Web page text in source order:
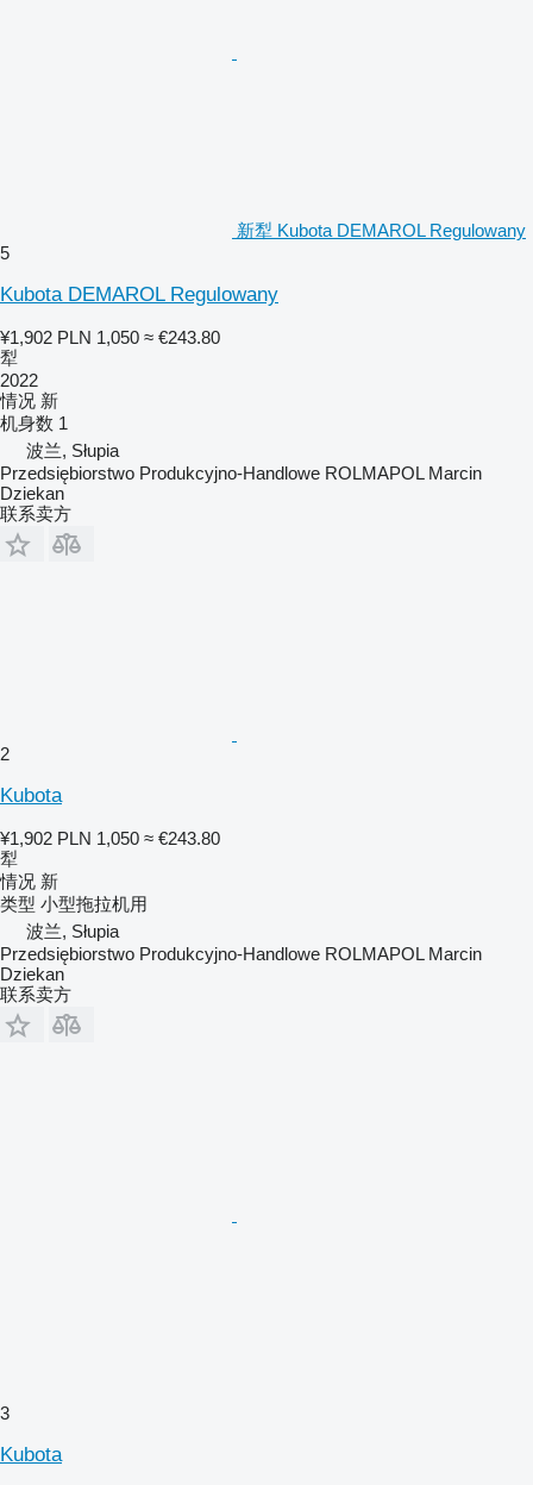
新犁 Kubota DEMAROL Regulowany
5
Kubota DEMAROL Regulowany
¥1,902 PLN 1,050 ≈ €243.80
犁
2022
情况 新
机身数 1
波兰, Słupia
Przedsiębiorstwo Produkcyjno-Handlowe ROLMAPOL Marcin
Dziekan
联系卖方
2
Kubota
¥1,902 PLN 1,050 ≈ €243.80
犁
情况 新
类型 小型拖拉机用
波兰, Słupia
Przedsiębiorstwo Produkcyjno-Handlowe ROLMAPOL Marcin
Dziekan
联系卖方
3
Kubota